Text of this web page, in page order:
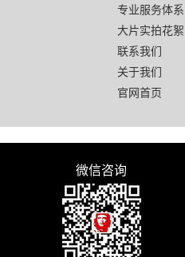
专业服务体系
大片实拍花絮
联系我们
关于我们
官网首页
微信咨询